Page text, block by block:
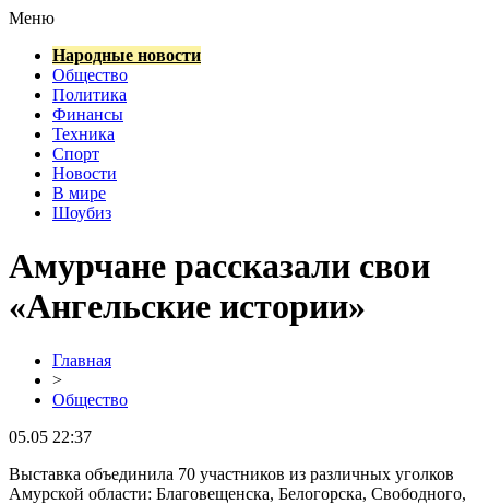
Меню
Народные новости
Общество
Политика
Финансы
Техника
Спорт
Новости
В мире
Шоубиз
Амурчане рассказали свои
«Ангельские истории»
Главная
>
Общество
05.05 22:37
Выставка объединила 70 участников из различных уголков
Амурской области: Благовещенска, Белогорска, Свободного,